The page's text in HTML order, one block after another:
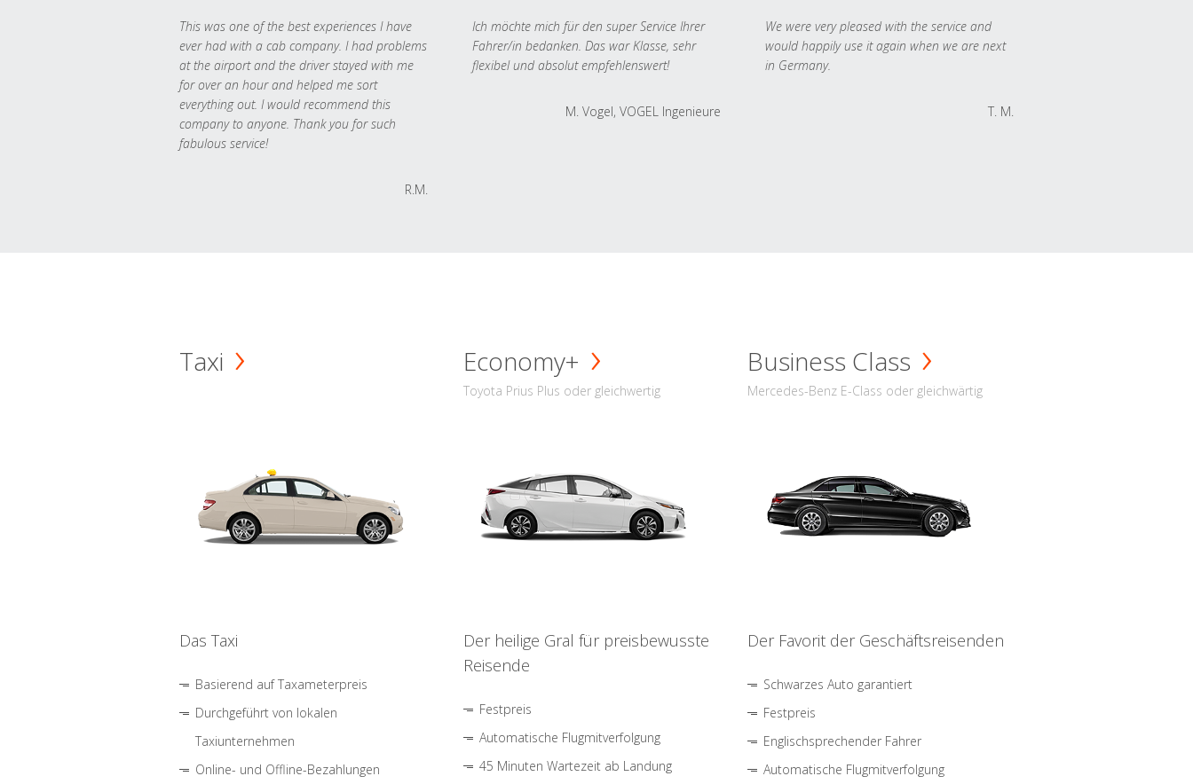
This was one of the best experiences I have
ever had with a cab company. I had problems
at the airport and the driver stayed with me
for over an hour and helped me sort
everything out. I would recommend this
company to anyone. Thank you for such
fabulous service!
R.M.
Ich möchte mich für den super Service Ihrer
Fahrer/in bedanken. Das war Klasse, sehr
flexibel und absolut empfehlenswert!
M. Vogel, VOGEL Ingenieure
We were very pleased with the service and
would happily use it again when we are next
in Germany.
T. M.
Taxi
Das Taxi
Basierend auf Taxameterpreis
Durchgeführt von lokalen
Taxiunternehmen
Online- und Offline-Bezahlungen
Economy+
Toyota Prius Plus oder gleichwertig
Der heilige Gral für preisbewusste
Reisende
Festpreis
Automatische Flugmitverfolgung
45 Minuten Wartezeit ab Landung
Business Class
Mercedes-Benz E-Class oder gleichwärtig
Der Favorit der Geschäftsreisenden
Schwarzes Auto garantiert
Festpreis
Englischsprechender Fahrer
Automatische Flugmitverfolgung